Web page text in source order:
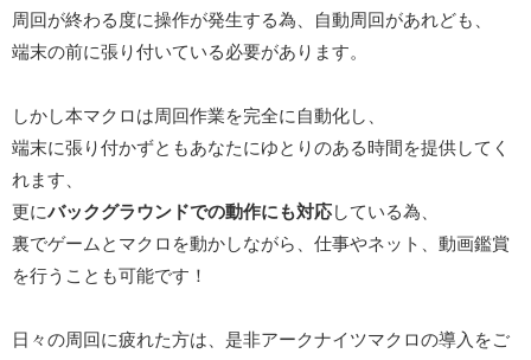
周回が終わる度に操作が発生する為、自動周回があれども、
端末の前に張り付いている必要があります。
しかし本マクロは周回作業を完全に自動化し、
端末に張り付かずともあなたにゆとりのある時間を提供してく
れます、
更にバックグラウンドでの動作にも対応している為、
裏でゲームとマクロを動かしながら、仕事やネット、動画鑑賞
を行うことも可能です！
日々の周回に疲れた方は、是非アークナイツマクロの導入をご